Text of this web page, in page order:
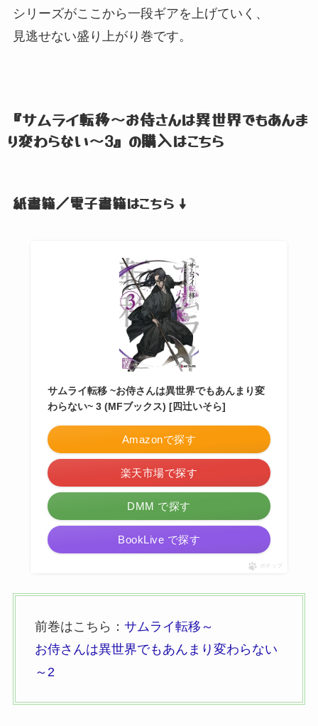
シリーズがここから一段ギアを上げていく、
見逃せない盛り上がり巻です。
『サムライ転移～お侍さんは異世界でもあんま
り変わらない～3』 の購入はこちら
紙書籍／電子書籍はこちら ↓
サムライ転移 ~お侍さんは異世界でもあんまり変
わらない~ 3 (MFブックス) [四辻いそら]
Amazonで探す
楽天市場で探す
DMM で探す
BookLive で探す
ポチップ
前巻はこちら： サムライ転移～
お侍さんは異世界でもあんまり変わらない
～2